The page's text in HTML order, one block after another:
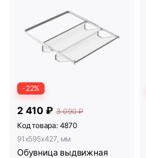
-22%
2 410 ₽ 3 090 ₽
Код товара: 4870
91x595x427, мм
Обувница выдвижная